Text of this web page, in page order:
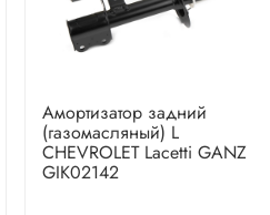
Амортизатор задний
(газомасляный) L
CHEVROLET Lacetti GANZ
GIK02142